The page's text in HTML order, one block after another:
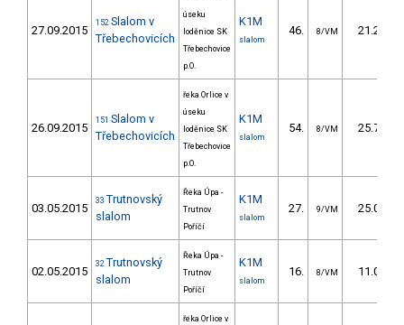
27.09.2015
152 Slalom v
Třebechovicích
úseku
loděnice SK
Třebechovice
p.O.
K1M
slalom
46. 8/VM 21.20
26.09.2015
151 Slalom v
Třebechovicích
řeka Orlice v
úseku
loděnice SK
Třebechovice
p.O.
K1M
slalom
54. 8/VM 25.70
03.05.2015
33 Trutnovský
slalom
Řeka Úpa -
Trutnov
Poříčí
K1M
slalom
27. 9/VM 25.00
02.05.2015
32 Trutnovský
slalom
Řeka Úpa -
Trutnov
Poříčí
K1M
slalom
16. 8/VM 11.00
řeka Orlice v